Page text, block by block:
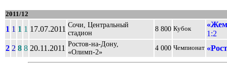
2011/12
1 1 1 1 17.07.2011 Сочи, Центральный
стадион
8 800 Кубок
1:2
2 2 8 8 20.11.2011 Ростов-на-Дону,
«Олимп-2»
4 000 Чемпионат